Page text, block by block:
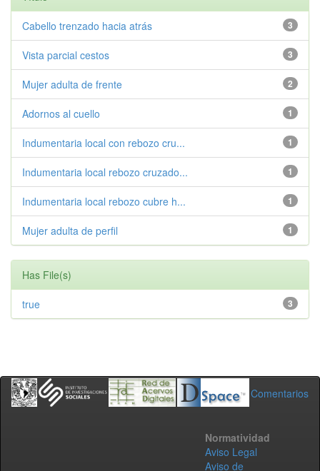
3
Cabello trenzado hacia atrás
3
Vista parcial cestos
2
Mujer adulta de frente
1
Adornos al cuello
1
Indumentaria local con rebozo cru...
1
Indumentaria local rebozo cruzado...
1
Indumentaria local rebozo cubre h...
1
Mujer adulta de perfil
Has File(s)
3
true
Comentarios
Normatividad
Aviso Legal
Aviso de